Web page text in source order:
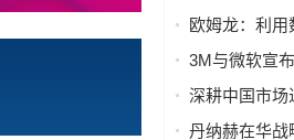
上市公司协会
欧姆龙：利
的方方面面
3M与微软宣
据中心基础
深耕中国市场
与供应链韧性
丹纳赫在华战